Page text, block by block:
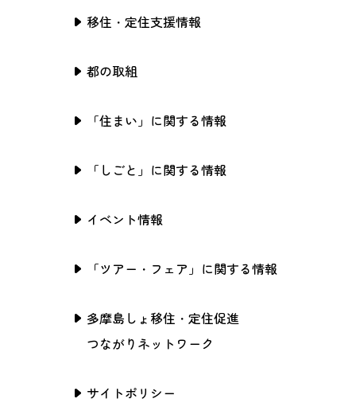
移住・定住支援情報
都の取組
「住まい」に関する情報
「しごと」に関する情報
イベント情報
「ツアー・フェア」に関する情報
多摩島しょ移住・定住促進
つながりネットワーク
サイトポリシー